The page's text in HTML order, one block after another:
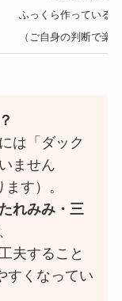
ふっくら作っている
（ご自身の判断で楽
は「ダック
ません
す）。
れみみ・三
夫すること
すくなってい